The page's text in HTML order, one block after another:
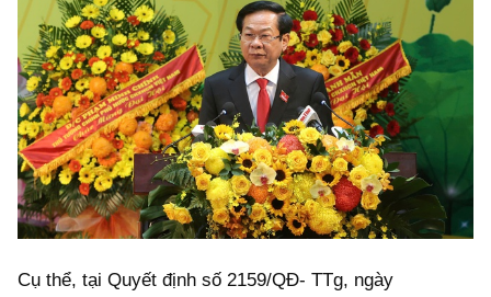
Khác
Video
Photo
Cụ thể, tại Quyết định số 2159/QĐ- TTg, ngày